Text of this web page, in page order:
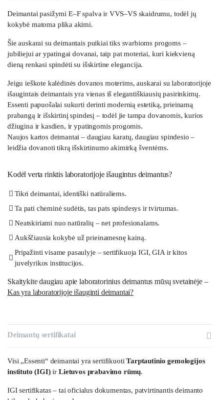
Deimantai pasižymi E–F spalva ir VVS–VS skaidrumu, todėl jų
kokybė matoma plika akimi.
Šie auskarai su deimantais puikiai tiks svarbioms progoms –
jubiliejui ar ypatingai dovanai, taip pat moteriai, kuri kiekvieną
dieną renkasi spindėti su išskirtine elegancija.
Jeigu ieškote kalėdinės dovanos moterims, auskarai su laboratorijoje
išaugintais deimantais yra vienas iš elegantiškiausių pasirinkimų.
Essenti papuošalai sukurti derinti modernią estetiką, prieinamą
prabangą ir išskirtinį spindesį – todėl jie tampa dovanomis, kurios
džiugina ir kasdien, ir ypatingomis progomis.
Naujos kartos deimantai – daugiau karatų, daugiau spindesio –
leidžia dovanoti tikrą išskirtinumo akimirką šventėms.
Kodėl verta rinktis laboratorijoje išaugintus deimantus?
Tikri deimantai, identiški natūraliems.
Ta pati cheminė sudėtis, tas pats spindesys ir tvirtumas.
Neatskiriami nuo natūralių – net profesionalams.
Aukščiausia kokybė už prieinamesnę kainą.
Pripažinti visame pasaulyje – sertifikuoja IGI, GIA ir kitos
juvelyrikos institucijos.
Skaitykite daugiau apie laboratorinius deimantus mūsų svetainėje –
Kas yra laboratorijoje išauginti deimantai?
Deimantų sertifikatai
Visi „Essenti“ deimantai yra sertifikuotiTarptautinio gemologijos
instituto (IGI)ir Lietuvos prabavimo rūmų.
IGI sertifikatas – tai oficialus dokumentas, patvirtinantis deimanto